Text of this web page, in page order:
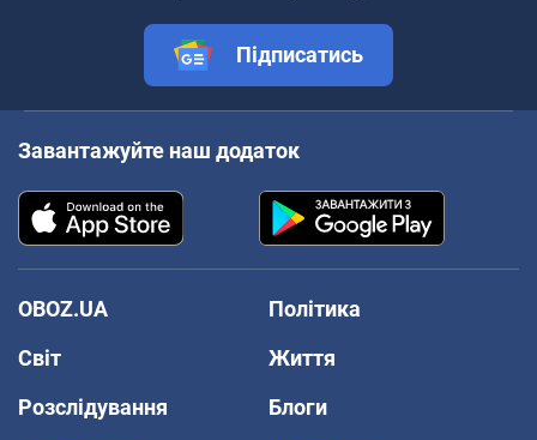
Підписатись
Завантажуйте наш додаток
OBOZ.UA
Політика
Світ
Життя
Розслідування
Блоги